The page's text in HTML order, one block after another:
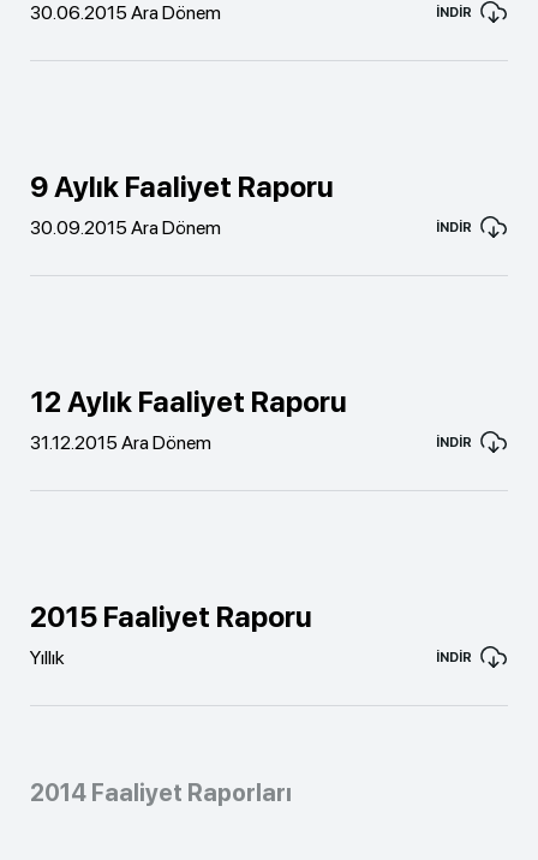
30.06.2015 Ara Dönem İNDİR
9 Aylık Faaliyet Raporu
30.09.2015 Ara Dönem İNDİR
12 Aylık Faaliyet Raporu
31.12.2015 Ara Dönem İNDİR
2015 Faaliyet Raporu
Yıllık İNDİR
2014 Faaliyet Raporları